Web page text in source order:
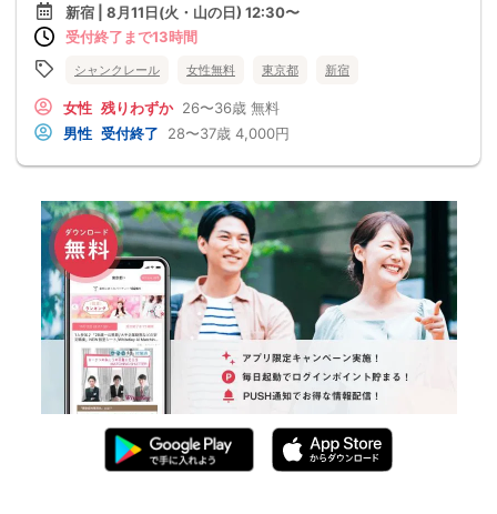
新宿 | 8月11日(火・山の日) 12:30〜
受付終了まで13時間
シャンクレール 女性無料 東京都 新宿
女性 残りわずか 26〜36歳 無料
男性 受付終了 28〜37歳 4,000円